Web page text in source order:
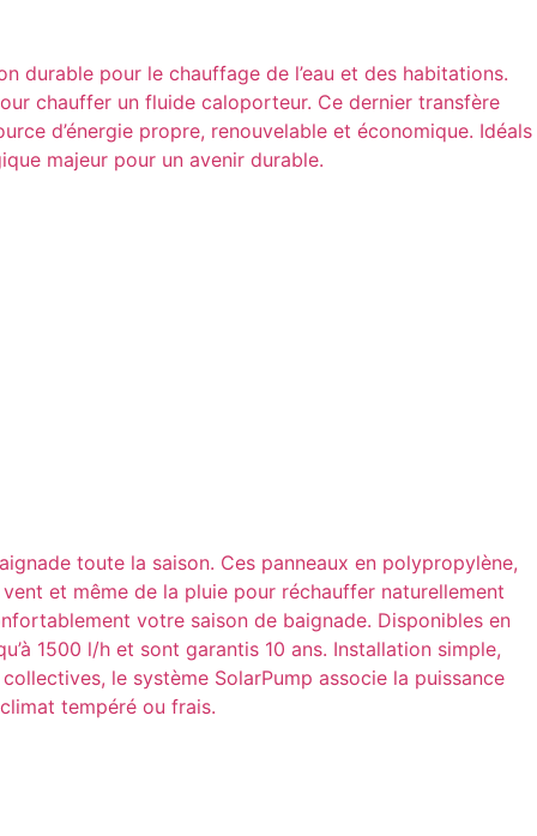
durable pour le chauffage de l’eau et des habitations.
chauffer un fluide caloporteur. Ce dernier transfère
d’énergie propre, renouvelable et économique. Idéals
majeur pour un avenir durable.
toute la saison. Ces panneaux en polypropylène,
et même de la pluie pour réchauffer naturellement
votre saison de baignade. Disponibles en
1500 l/h et sont garantis 10 ans. Installation simple,
le système SolarPump associe la puissance
tempéré ou frais.